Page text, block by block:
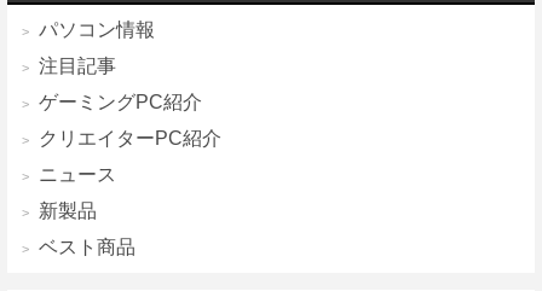
パソコン情報
注目記事
ゲーミングPC紹介
クリエイターPC紹介
ニュース
新製品
ベスト商品